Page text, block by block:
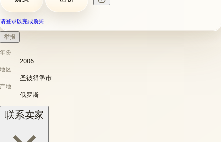
请登录以完成购买
举报
年份
2006
地区
圣彼得堡市
产地
俄罗斯
联系卖家